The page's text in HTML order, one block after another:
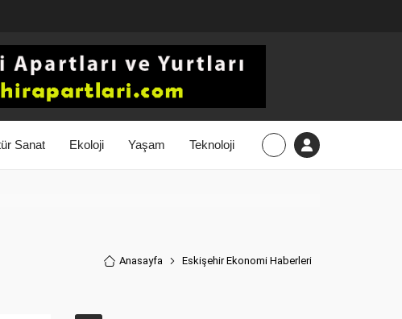
Sanat Ekoloji Yaşam Teknoloji
Anasayfa Eskişehir Ekonomi Haberleri